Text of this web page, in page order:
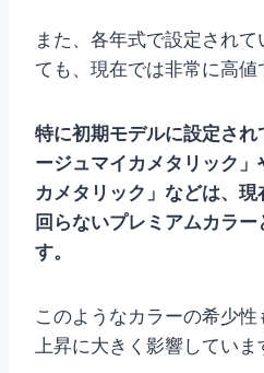
また、各年式で設定され
ても、現在では非常に高値
特に初期モデルに設定さ
ージュマイカメタリック
カメタリック」などは、
回らないプレミアムカラ
す。
このようなカラーの希少
上昇に大きく影響していま